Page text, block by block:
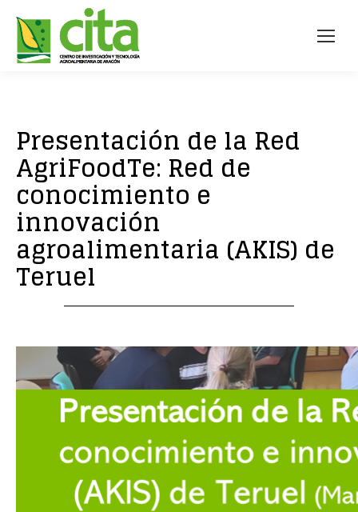
Presentación de la Red
AgriFoodTe: Red de
conocimiento e
innovación
agroalimentaria (AKIS) de
Teruel